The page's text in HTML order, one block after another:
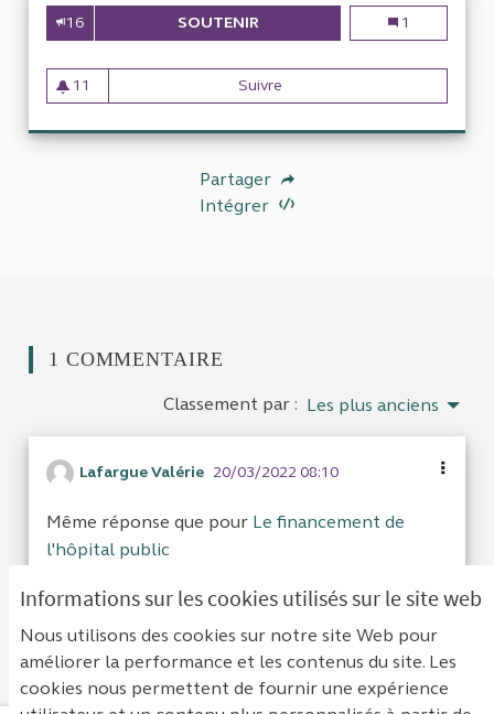
Informations sur les cookies utilisés sur le site web
Nous utilisons des cookies sur notre site Web pour
améliorer la performance et les contenus du site. Les
cookies nous permettent de fournir une expérience
16 SOUTENIR LE "SÉGUR DE LA SANTÉ"
Le "Ségur de
1
11
11 abonnés
Suivre
Partager
Intégrer
1 COMMENTAIRE
Classement par : Les plus anciens
Lafargue Valérie 20/03/2022 08:10
Même réponse que pour Le financement de
l'hôpital public